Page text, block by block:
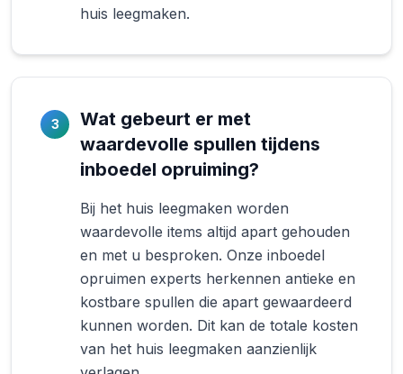
huis leegmaken.
3
Wat gebeurt er met
waardevolle spullen tijdens
inboedel opruiming?
Bij het huis leegmaken worden
waardevolle items altijd apart gehouden
en met u besproken. Onze inboedel
opruimen experts herkennen antieke en
kostbare spullen die apart gewaardeerd
kunnen worden. Dit kan de totale kosten
van het huis leegmaken aanzienlijk